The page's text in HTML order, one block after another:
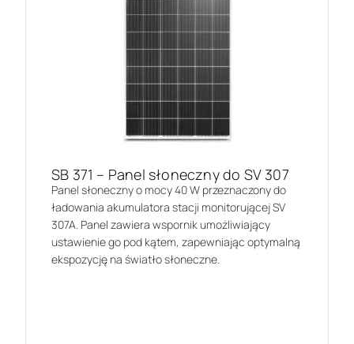
SB 371 – Panel słoneczny do SV 307
Panel słoneczny o mocy 40 W przeznaczony do
ładowania akumulatora stacji monitorującej SV
307A. Panel zawiera wspornik umożliwiający
ustawienie go pod kątem, zapewniając optymalną
ekspozycję na światło słoneczne.